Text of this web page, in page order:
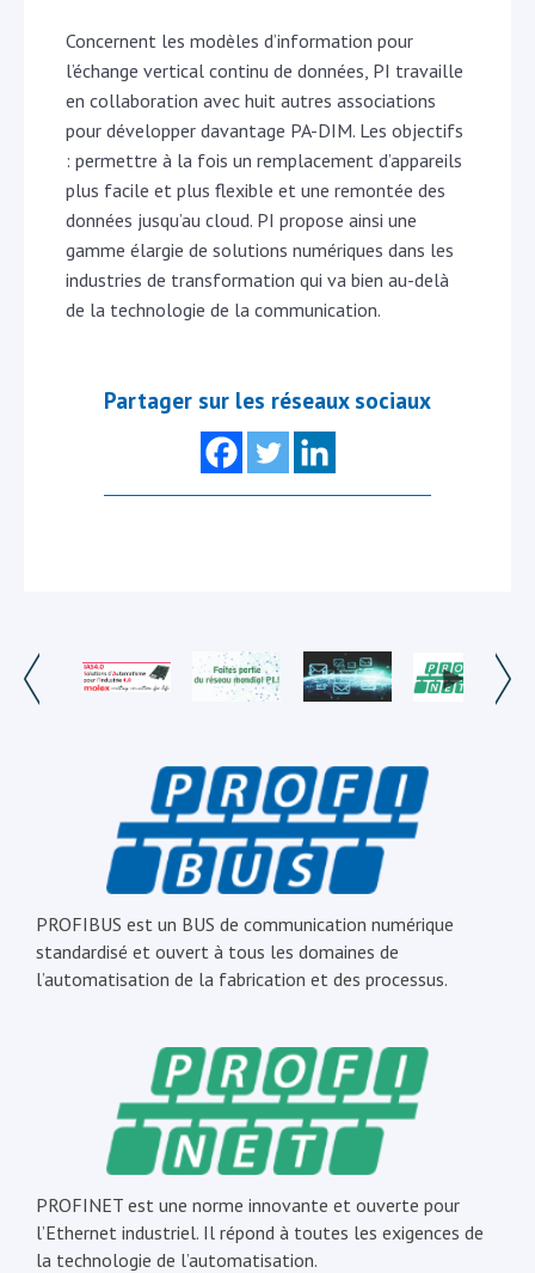
Concernent les modèles d’information pour
l’échange vertical continu de données, PI travaille
en collaboration avec huit autres associations
pour développer davantage PA-DIM. Les objectifs
: permettre à la fois un remplacement d’appareils
plus facile et plus flexible et une remontée des
données jusqu’au cloud. PI propose ainsi une
gamme élargie de solutions numériques dans les
industries de transformation qui va bien au-delà
de la technologie de la communication.
Partager sur les réseaux sociaux
PROFIBUS est un BUS de communication numérique
standardisé et ouvert à tous les domaines de
l’automatisation de la fabrication et des processus.
PROFINET est une norme innovante et ouverte pour
l’Ethernet industriel. Il répond à toutes les exigences de
la technologie de l’automatisation.